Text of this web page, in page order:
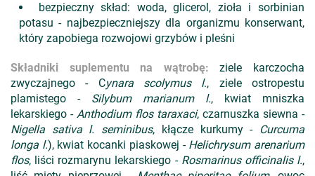
bezpieczny skład: woda, glicerol, zioła i sorbinian
potasu - najbezpieczniejszy dla organizmu konserwant,
który zapobiega rozwojowi grzybów i pleśni
Składniki suplementu na wątrobę:ziele karczocha
zwyczajnego - Cynara scolymus l., ziele ostropestu
plamistego - Silybum marianum l., kwiat mniszka
lekarskiego - Anthodium flos taraxaci, czarnuszka siewna -
Nigella sativa l. seminibus, kłącze kurkumy - Curcuma
longa l.), kwiat kocanki piaskowej - Helichrysum arenarium
flos, liści rozmarynu lekarskiego - Rosmarinus officinalis l.,